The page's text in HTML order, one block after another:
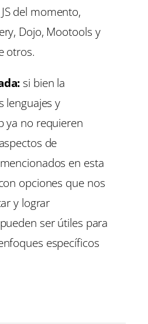
del momento,
Dojo, Mootools y
otros.
si bien la
lenguajes y
ya no requieren
de
en esta
opciones que nos
y lograr
ser útiles para
específicos